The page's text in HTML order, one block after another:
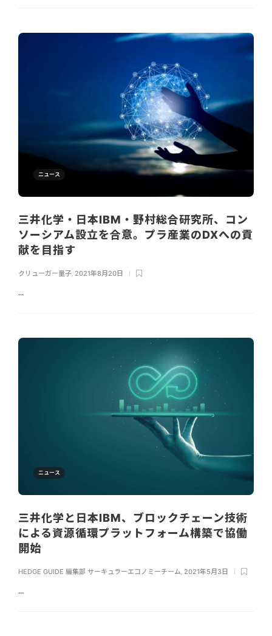
ニュース
三井化学・日本IBM・野村総合研究所、コン
ソーシアム設立を合意。プラ産業のDXへの貢
献を目指す
クリューガー量子, 2021年8月20日
...
ニュース
三井化学と日本IBM、ブロックチェーン技術
による資源循環プラットフォーム構築で協働
開始
HEDGE GUIDE 編集部 サーキュラーエコノミーチーム 2021年5月3日
...